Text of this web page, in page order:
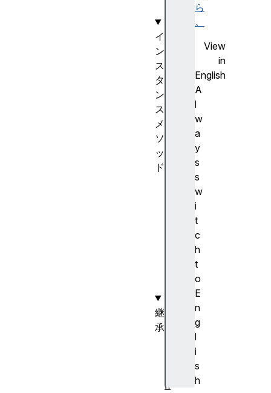
ら
。
View
in
English
A
l
w
a
y
s
s
w
i
t
c
h
t
o
E
n
g
l
i
s
h
イ
ン
ス
タ
ン
ス
メ
ソ
ッ
ド
継
承
n